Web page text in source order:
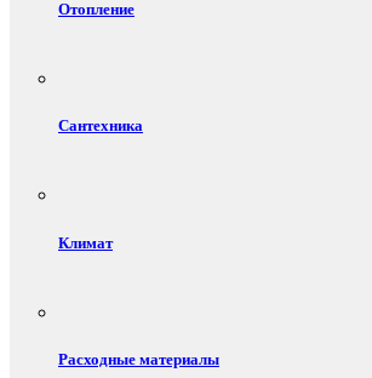
Отопление
Сантехника
Климат
Расходные материалы